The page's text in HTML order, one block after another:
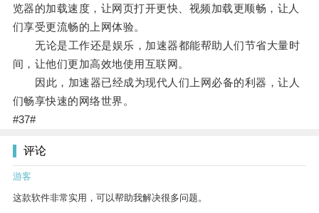
览器的加载速度，让网页打开更快、视频加载更顺畅，让人
们享受更流畅的上网体验。
无论是工作还是娱乐，加速器都能帮助人们节省大量时
间，让他们更加高效地使用互联网。
因此，加速器已经成为现代人们上网必备的利器，让人
们畅享快速的网络世界。
#37#
评论
游客
这款软件非常实用，可以帮助我解决很多问题。